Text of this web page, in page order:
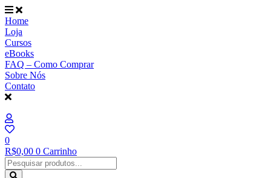
Ir
para
o
conteúdo
Home
Loja
Cursos
eBooks
FAQ – Como Comprar
Sobre Nós
Contato
0
R$0,00 0 Carrinho
Pesquisar
...